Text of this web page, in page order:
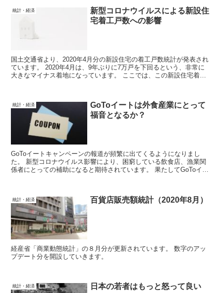
統計・経済
新型コロナウイルスによる新設住
宅着工戸数への影響
国土交通省より、2020年4月分の新設住宅の着工戸数統計が発表され
ています。 2020年4月は、9年ぶりに7万戸を下回るという、非常に
大きなマイナス着地になっています。 ここでは、この新設住宅着工
統計・経済
GoToイートは外食産業にとって
福音となるか？
GoToイートキャンペーンの報道が頻繁に出てくるようになりまし
た。 新型コロナウイルス影響により、困窮している飲食店、漁業関
係者にとっての補助になると期待されています。 果たしてGoToイー
統計・経済 百貨店販売額統計（2020年8月）
経産省「商業動態統計」の８月分が更新されています。 数字のアッ
プデート分を開設していきます。
統計・経済 日本の若者はもっと怒って良い